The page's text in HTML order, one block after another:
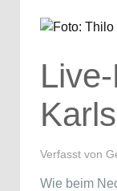
Verfasst von
Wie beim